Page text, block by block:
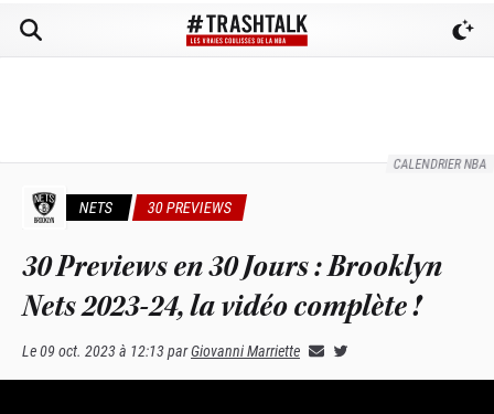
CALENDRIER NBA
NETS 30 PREVIEWS
30 Previews en 30 Jours : Brooklyn
Nets 2023-24, la vidéo complète !
Le09 oct. 2023 à 12:13parGiovanni Marriette